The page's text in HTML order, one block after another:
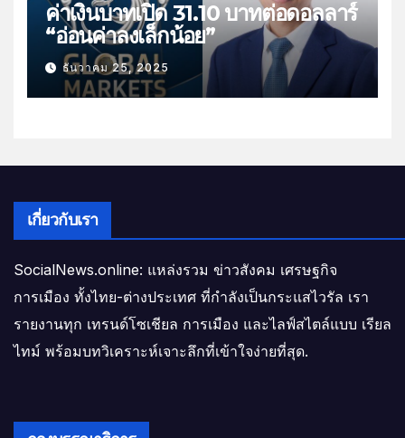
ค่าเงินบาทเปิด 31.10 บาทต่อดอลลาร์
“อ่อนค่าลงเล็กน้อย”
ธันวาคม 25, 2025
เกี่ยวกับเรา
SocialNews.online: แหล่งรวม ข่าวสังคม เศรษฐกิจ
การเมือง ทั้งไทย-ต่างประเทศ ที่กำลังเป็นกระแสไวรัล เรา
รายงานทุก เทรนด์โซเชียล การเมือง และไลฟ์สไตล์แบบ เรียล
ไทม์ พร้อมบทวิเคราะห์เจาะลึกที่เข้าใจง่ายที่สุด.